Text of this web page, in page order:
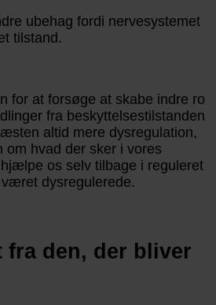
ubehag fordi nervesystemet
tilstand.
for at forsøge at skabe indre ro
fra beskyttelsestilstanden
altid mere dysregulation,
om hvad der sker i vores
os selv tilbage i reguleret
dysregulerede.
fra den, der bliver